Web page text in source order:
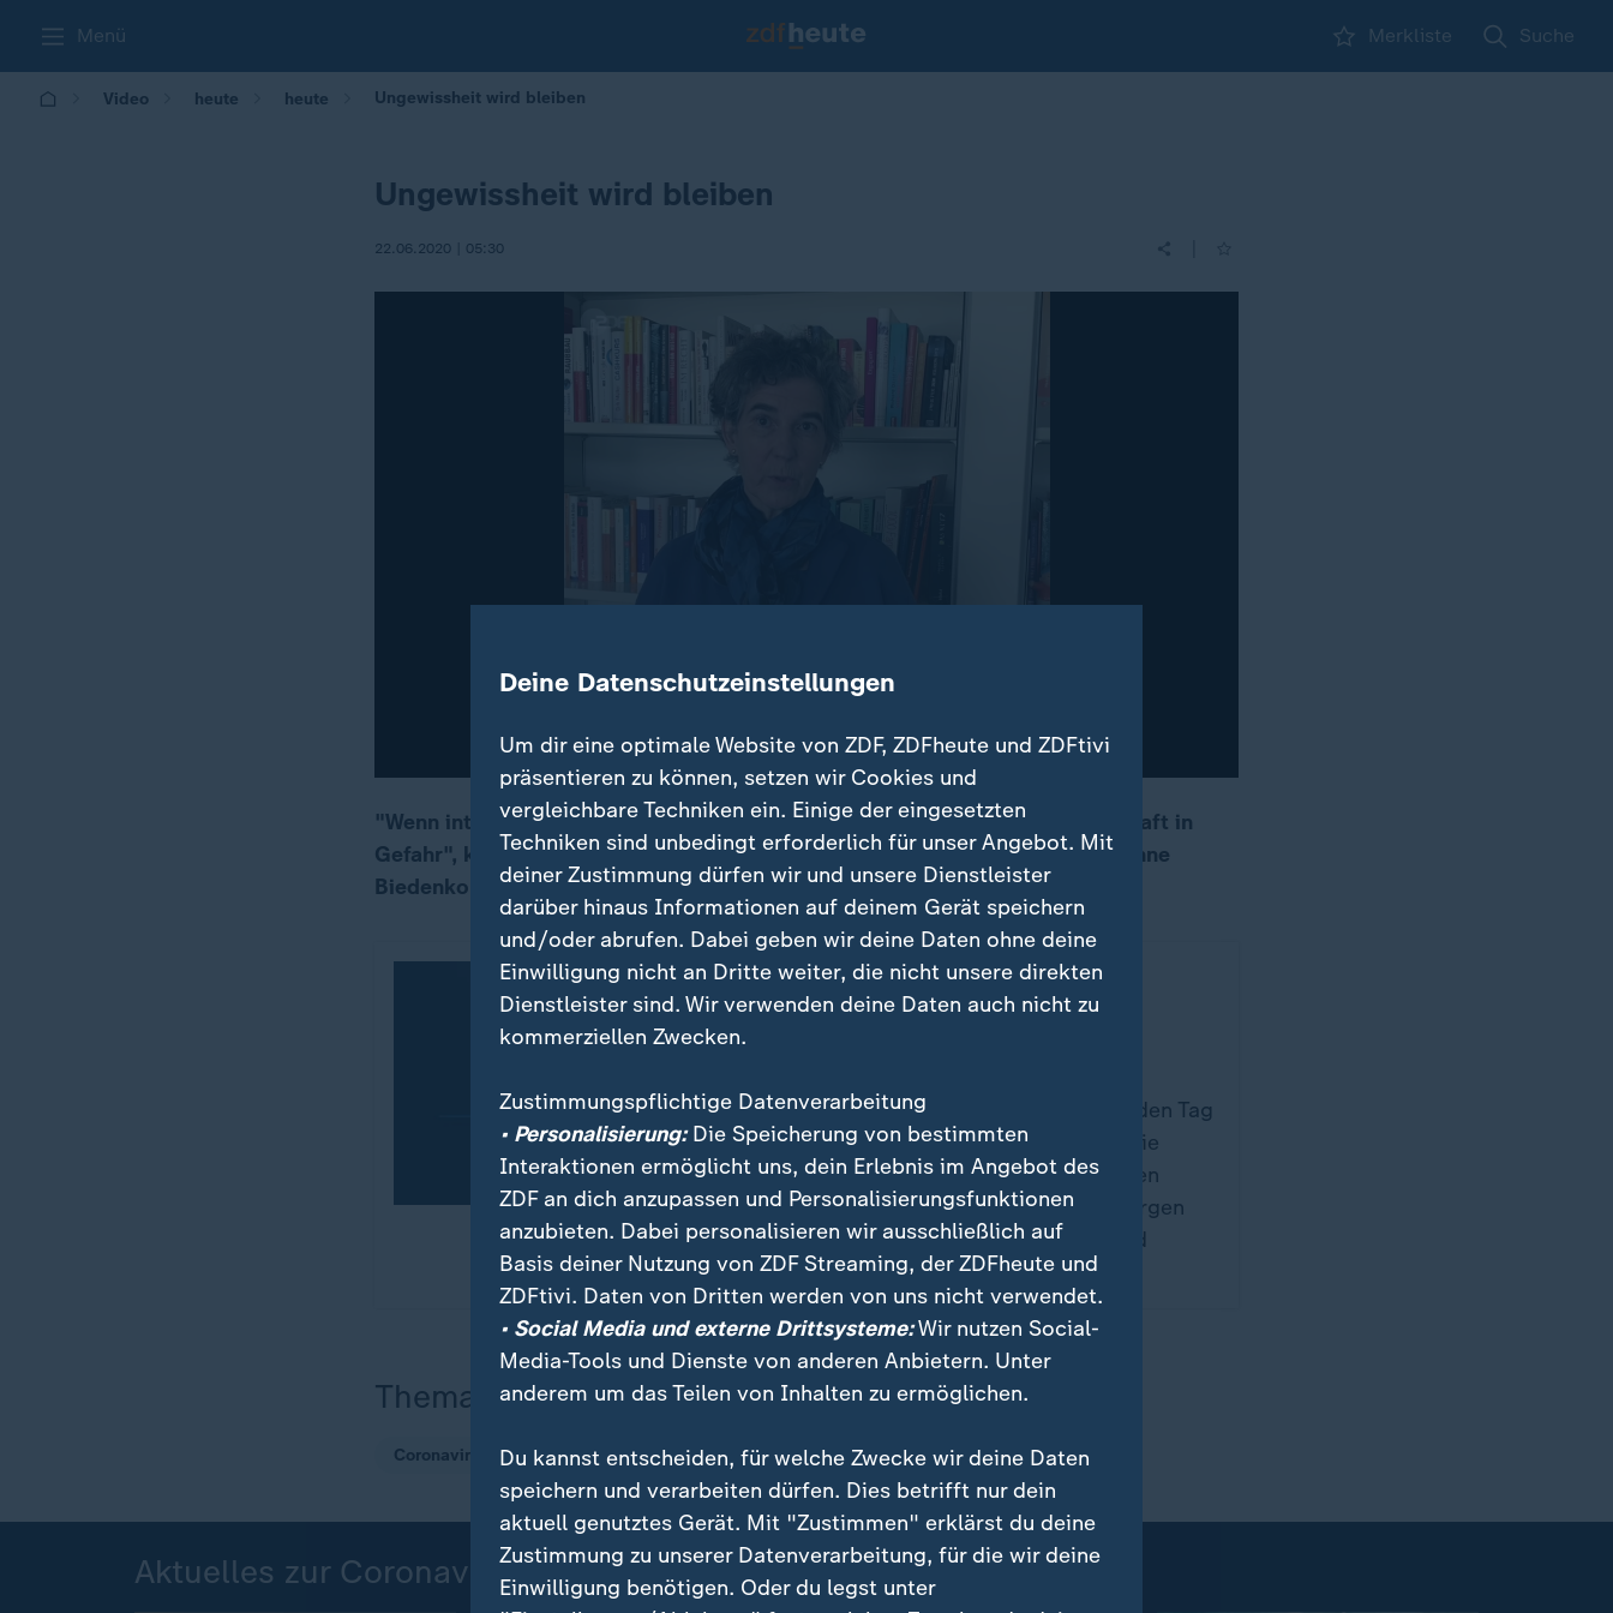
Menü Merkliste Suche
Video heute heute Ungewissheit wird bleiben
Ungewissheit wird bleiben
22.06.2020 | 05:30
00:16 01:30
"Wenn internationale Lieferketten zerbrechen, ist auch die deutsche Wirtschaft in
Gefahr", kommentiert die Leiterin der ZDF-Hauptredaktion Wirtschaft, Susanne
Biedenkopf.
Nachrichten | In eigener Sache
:Jetzt das ZDFheute
Starten Sie gut informiert in den Tag
oder Feierabend. Verpassen Sie
nichts mit unserem kompakten
Nachrichtenüberblick am Morgen
und Abend. Jetzt bequem und
kostenlos abonnieren.
Thema
Coronavirus
Aktuelles zur Coronavirus-Krise
Deine Datenschutzeinstellungen
Um dir eine optimale Website von ZDF, ZDFheute und ZDFtivi
präsentieren zu können, setzen wir Cookies und
vergleichbare Techniken ein. Einige der eingesetzten
Techniken sind unbedingt erforderlich für unser Angebot. Mit
deiner Zustimmung dürfen wir und unsere Dienstleister
darüber hinaus Informationen auf deinem Gerät speichern
und/oder abrufen. Dabei geben wir deine Daten ohne deine
Einwilligung nicht an Dritte weiter, die nicht unsere direkten
Dienstleister sind. Wir verwenden deine Daten auch nicht zu
kommerziellen Zwecken.
Zustimmungspflichtige Datenverarbeitung
• Personalisierung:Die Speicherung von bestimmten
Interaktionen ermöglicht uns, dein Erlebnis im Angebot des
ZDF an dich anzupassen und Personalisierungsfunktionen
anzubieten. Dabei personalisieren wir ausschließlich auf
Basis deiner Nutzung von ZDF Streaming, der ZDFheute und
ZDFtivi. Daten von Dritten werden von uns nicht verwendet.
• Social Media und externe Drittsysteme:Wir nutzen Social-
Media-Tools und Dienste von anderen Anbietern. Unter
anderem um das Teilen von Inhalten zu ermöglichen.
Du kannst entscheiden, für welche Zwecke wir deine Daten
speichern und verarbeiten dürfen. Dies betrifft nur dein
aktuell genutztes Gerät. Mit "Zustimmen" erklärst du deine
Zustimmung zu unserer Datenverarbeitung, für die wir deine
Einwilligung benötigen. Oder du legst unter